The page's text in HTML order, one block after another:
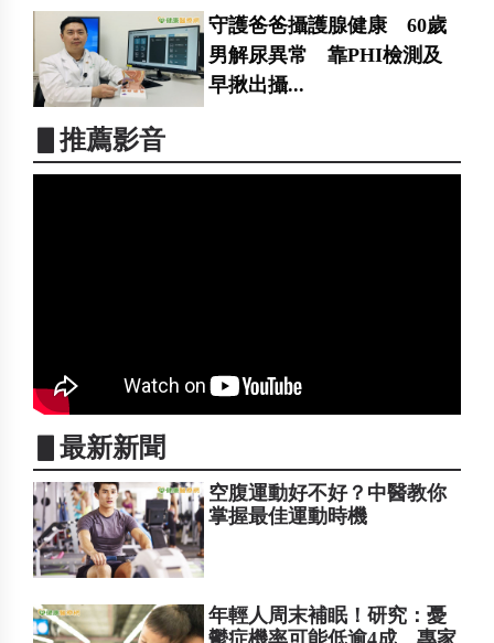
守護爸爸攝護腺健康 60歲
男解尿異常 靠PHI檢測及
早揪出攝...
▋推薦影音
▋最新新聞
空腹運動好不好？中醫教你
掌握最佳運動時機
年輕人周末補眠！研究：憂
鬱症機率可能低逾4成 專家